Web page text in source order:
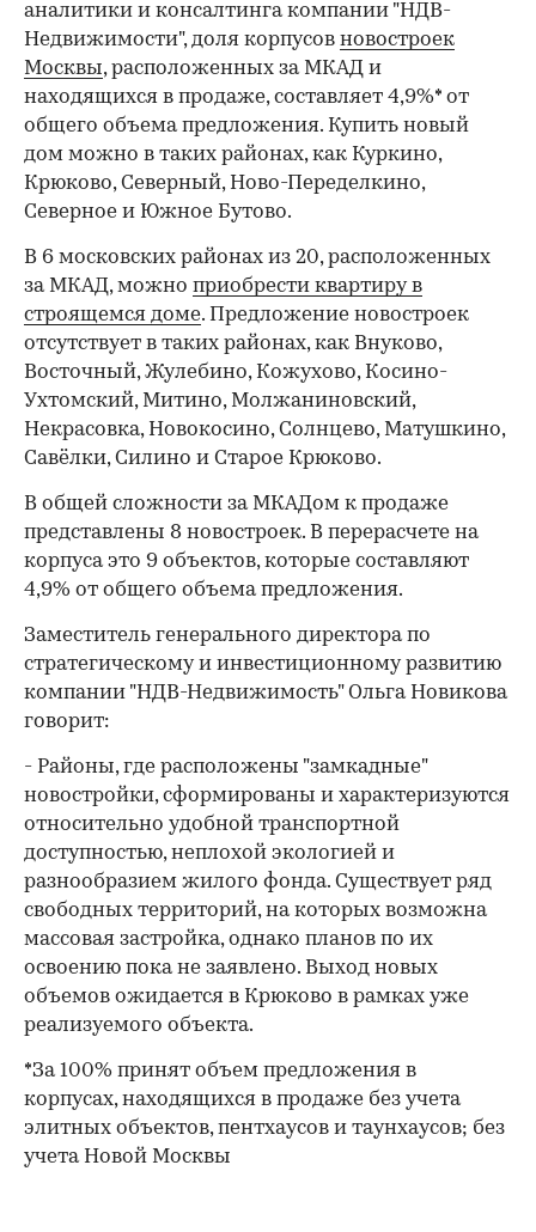
аналитики и консалтинга компании "НДВ-
Недвижимости", доля корпусов новостроек
Москвы, расположенных за МКАД и
находящихся в продаже, составляет 4,9%* от
общего объема предложения. Купить новый
дом можно в таких районах, как Куркино,
Крюково, Северный, Ново-Переделкино,
Северное и Южное Бутово.
В 6 московских районах из 20, расположенных
за МКАД, можно приобрести квартиру в
строящемся доме. Предложение новостроек
отсутствует в таких районах, как Внуково,
Восточный, Жулебино, Кожухово, Косино-
Ухтомский, Митино, Молжаниновский,
Некрасовка, Новокосино, Солнцево, Матушкино,
Савёлки, Силино и Старое Крюково.
В общей сложности за МКАДом к продаже
представлены 8 новостроек. В перерасчете на
корпуса это 9 объектов, которые составляют
4,9% от общего объема предложения.
Заместитель генерального директора по
стратегическому и инвестиционному развитию
компании "НДВ-Недвижимость" Ольга Новикова
говорит:
- Районы, где расположены "замкадные"
новостройки, сформированы и характеризуются
относительно удобной транспортной
доступностью, неплохой экологией и
разнообразием жилого фонда. Существует ряд
свободных территорий, на которых возможна
массовая застройка, однако планов по их
освоению пока не заявлено. Выход новых
объемов ожидается в Крюково в рамках уже
реализуемого объекта.
*За 100% принят объем предложения в
корпусах, находящихся в продаже без учета
элитных объектов, пентхаусов и таунхаусов; без
учета Новой Москвы